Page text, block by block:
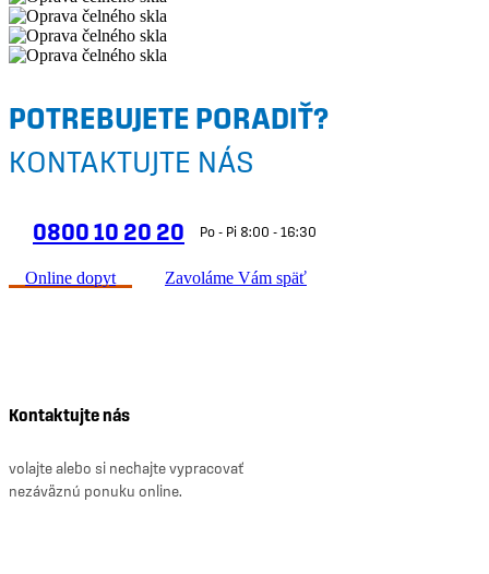
POTREBUJETE PORADIŤ?
KONTAKTUJTE NÁS
0800 10 20 20 Po - Pi 8:00 - 16:30
Online dopyt Zavoláme Vám späť
Kontaktujte nás
volajte alebo si nechajte vypracovať
nezáväznú ponuku online.